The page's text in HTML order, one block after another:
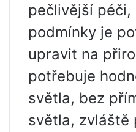
pečlivější péči,
podmínky je
upravit na
potřebuje
světla, bez
světla, zvláště